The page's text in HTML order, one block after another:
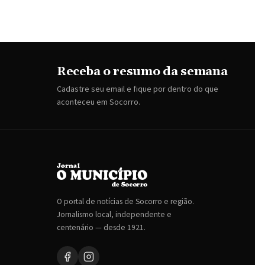
Receba o resumo da semana
Cadastre seu email e fique por dentro do que
aconteceu em Socorro.
O portal de notícias de Socorro e região.
Jornalismo local, independente e
centenário — desde 1921.